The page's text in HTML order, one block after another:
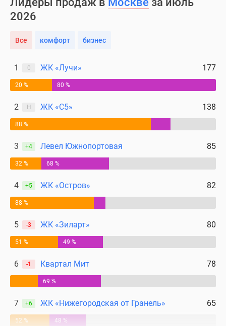
2026
Все комфорт бизнес
1 0 ЖК «Лучи» 177
20 % 80 %
2 Н ЖК «С5» 138
88 %
3 +4 Левел Южнопортовая 85
32 % 68 %
4 +5 ЖК «Остров» 82
88 %
5 -3 ЖК «Зиларт» 80
51 % 49 %
6 -1 Квартал Мит 78
69 %
7 +6 ЖК «Нижегородская от Гранель» 65
52 % 48 %